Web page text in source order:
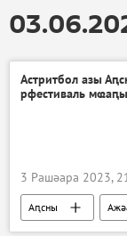
Астритбол азы
рфестиваль
3 Рашәара 2023,
Аԥсны